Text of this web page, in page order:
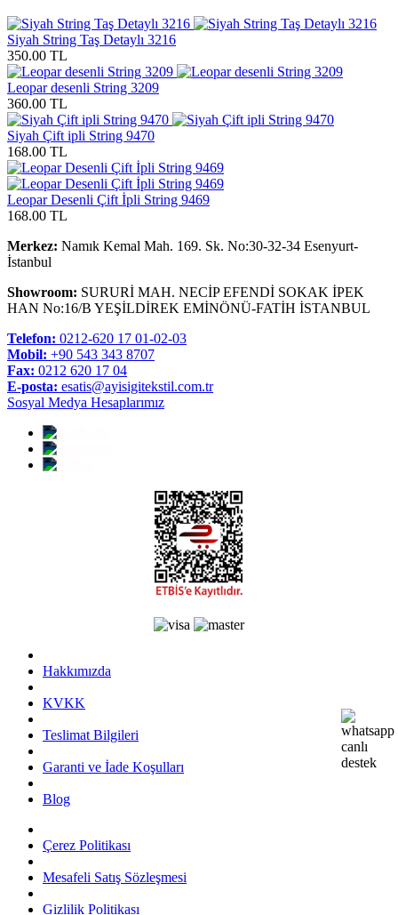
Siyah String Taş Detaylı 3216
350.00 TL
Leopar desenli String 3209
360.00 TL
Siyah Çift ipli String 9470
168.00 TL
Leopar Desenli Çift İpli String 9469
168.00 TL
Merkez: Namık Kemal Mah. 169. Sk. No:30-32-34 Esenyurt-
İstanbul
Showroom: SURURİ MAH. NECİP EFENDİ SOKAK İPEK
HAN No:16/B YEŞİLDİREK EMİNÖNÜ-FATİH İSTANBUL
Telefon: 0212-620 17 01-02-03
Mobil: +90 543 343 8707
Fax: 0212 620 17 04
E-posta: esatis@ayisigitekstil.com.tr
Sosyal Medya Hesaplarımız
Hakkımızda
KVKK
Teslimat Bilgileri
Garanti ve İade Koşulları
Blog
Çerez Politikası
Mesafeli Satış Sözleşmesi
Gizlilik Politikası